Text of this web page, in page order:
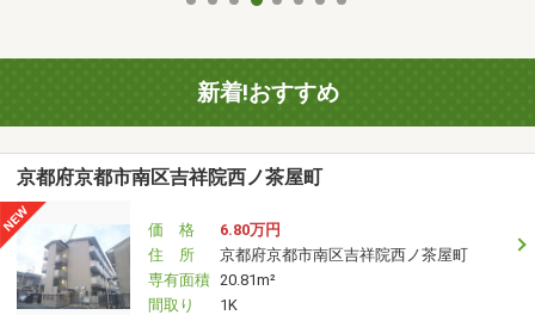
新着!おすすめ
京都府京都市南区吉祥院西ノ茶屋町
価 格
6.80万円
住 所
京都府京都市南区吉祥院西ノ茶屋町
専有面積 20.81m²
間取り
1K